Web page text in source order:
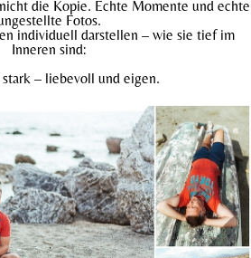
die Kopie. Echte Momente und echte
Fotos.
individuell darstellen – wie sie tief im
Inneren sind:
stark – liebevoll und eigen.